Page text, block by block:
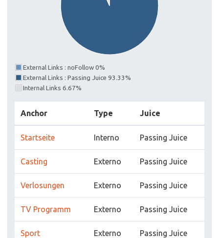
External Links : noFollow 0%
External Links : Passing Juice 93.33%
Internal Links 6.67%
Anchor Type Juice
Startseite Interno Passing Juice
Casting Externo Passing Juice
Verlosungen Externo Passing Juice
TV Programm Externo Passing Juice
Sport Externo Passing Juice